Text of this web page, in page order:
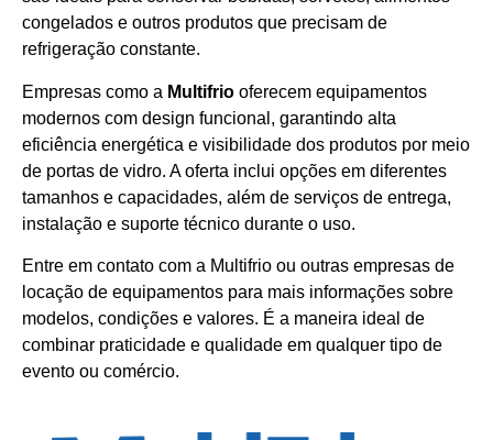
congelados e outros produtos que precisam de
refrigeração constante.
Empresas como a Multifrio oferecem equipamentos
modernos com design funcional, garantindo alta
eficiência energética e visibilidade dos produtos por meio
de portas de vidro. A oferta inclui opções em diferentes
tamanhos e capacidades, além de serviços de entrega,
instalação e suporte técnico durante o uso.
Entre em contato com a Multifrio ou outras empresas de
locação de equipamentos para mais informações sobre
modelos, condições e valores. É a maneira ideal de
combinar praticidade e qualidade em qualquer tipo de
evento ou comércio.